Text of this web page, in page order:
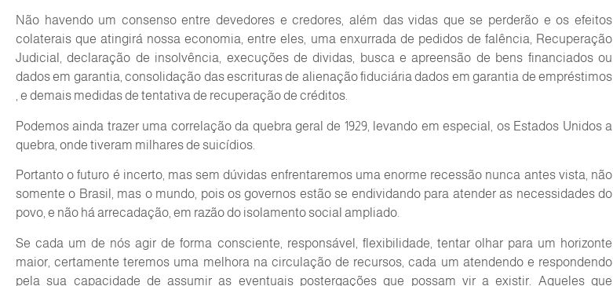
Não havendo um consenso entre devedores e credores, além das vidas que se perderão e os efeitos
colaterais que atingirá nossa economia, entre eles, uma enxurrada de pedidos de falência, Recuperação
Judicial, declaração de insolvência, execuções de dividas, busca e apreensão de bens financiados ou
dados em garantia, consolidação das escrituras de alienação fiduciária dados em garantia de empréstimos
, e demais medidas de tentativa de recuperação de créditos.
Podemos ainda trazer uma correlação da quebra geral de 1929, levando em especial, os Estados Unidos a
quebra, onde tiveram milhares de suicídios.
Portanto o futuro é incerto, mas sem dúvidas enfrentaremos uma enorme recessão nunca antes vista, não
somente o Brasil, mas o mundo, pois os governos estão se endividando para atender as necessidades do
povo, e não há arrecadação, em razão do isolamento social ampliado.
Se cada um de nós agir de forma consciente, responsável, flexibilidade, tentar olhar para um horizonte
maior, certamente teremos uma melhora na circulação de recursos, cada um atendendo e respondendo
pela sua capacidade de assumir as eventuais postergações que possam vir a existir. Aqueles que